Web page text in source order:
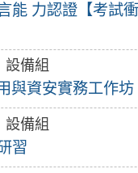
能 力認證【考試
設備組
與資安實務工作坊
設備組
習